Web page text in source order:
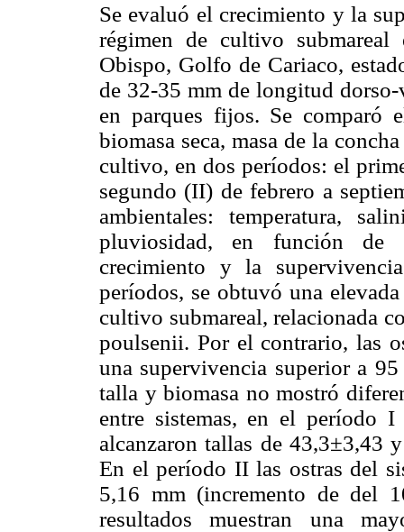
Se evaluó el crecimiento y la
régimen de cultivo
Obispo, Golfo de Cariaco,
de 32-35 mm de longitud
en parques fijos. Se comparó
biomasa seca, masa de la
cultivo, en dos períodos: el
segundo (II) de febrero a
ambientales: temperatura,
pluviosidad, en función de
crecimiento y la
períodos, se obtuvó una
cultivo submareal, relacionada
poulsenii. Por el contrario, las
una supervivencia superior a
talla y biomasa no mostró
entre sistemas, en el período I
alcanzaron tallas de 43,3±3,43
En el período II las ostras del
5,16 mm (incremento de del
resultados muestran una